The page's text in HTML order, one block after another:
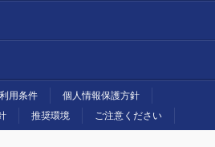
用条件
個人情報保護方針
推奨環境 ご注意ください